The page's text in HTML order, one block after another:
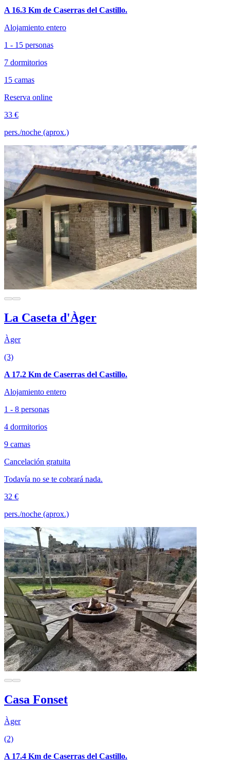
A 16.3 Km de Caserras del Castillo.
Alojamiento entero
1 - 15 personas
7 dormitorios
15 camas
Reserva online
33 €
pers./noche (aprox.)
La Caseta d'Àger
Àger
(3)
A 17.2 Km de Caserras del Castillo.
Alojamiento entero
1 - 8 personas
4 dormitorios
9 camas
Cancelación gratuita
Todavía no se te cobrará nada.
32 €
pers./noche (aprox.)
Casa Fonset
Àger
(2)
A 17.4 Km de Caserras del Castillo.